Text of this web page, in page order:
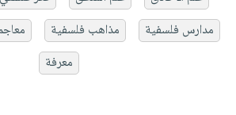
مدارس فلسفية
مذاهب فلسفية
معرفة